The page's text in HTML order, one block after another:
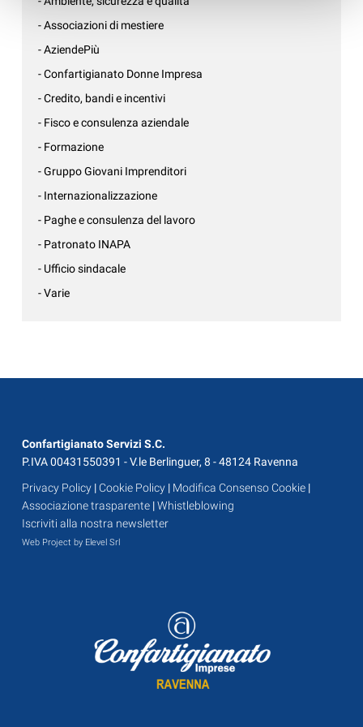
- Associazioni di mestiere
- AziendePiù
- Confartigianato Donne Impresa
- Credito, bandi e incentivi
- Fisco e consulenza aziendale
- Formazione
- Gruppo Giovani Imprenditori
- Internazionalizzazione
- Paghe e consulenza del lavoro
- Patronato INAPA
- Ufficio sindacale
- Varie
Confartigianato Servizi S.C.
P.IVA 00431550391 - V.le Berlinguer, 8 - 48124 Ravenna
Privacy Policy |Cookie Policy | Modifica Consenso Cookie |
Associazione trasparente |Whistleblowing
Iscriviti alla nostra newsletter
Web Project by Elevel Srl